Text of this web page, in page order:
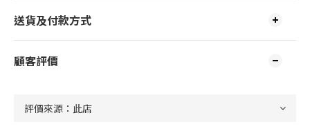
送貨及付款方式
顧客評價